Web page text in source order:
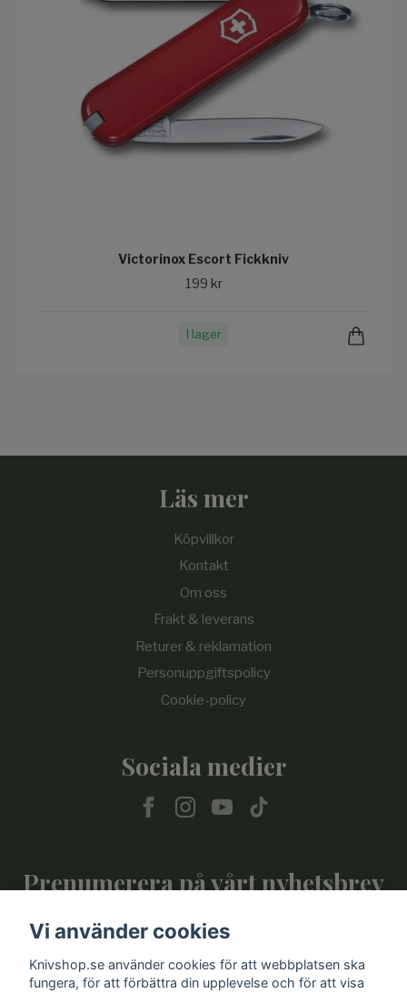
Victorinox Escort Fickkniv
199 kr
I lager
Läs mer
Köpvillkor
Kontakt
Om oss
Frakt & leverans
Returer & reklamation
Personuppgiftspolicy
Cookie-policy
Sociala medier
Prenumerera på vårt nyhetsbrev
Vi använder cookies
Knivshop.se använder cookies för att webbplatsen ska
fungera, för att förbättra din upplevelse och för att visa